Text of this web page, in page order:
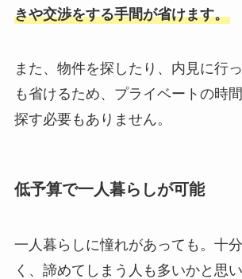
きや交渉をする手間が省けます。
また、物件を探したり、内見に行
も省けるため、プライベートの時
探す必要もありません。
低予算で一人暮らしが可能
一人暮らしに憧れがあっても。十
く、諦めてしまう人も多いかと思い